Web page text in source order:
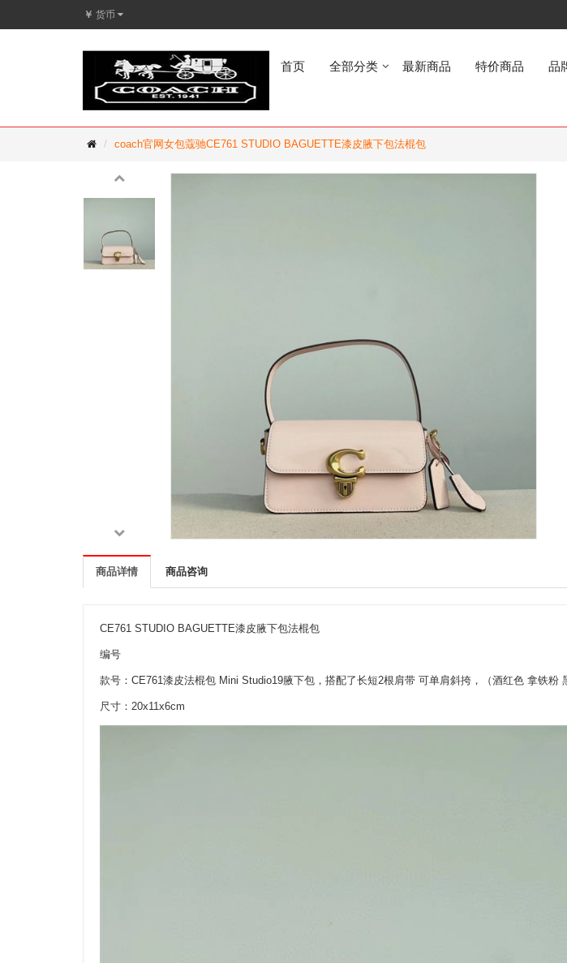
￥ 货币
首页 全部分类 最新商品 特价商品 品
coach官网女包蔻驰CE761 STUDIO BAGUETTE漆皮腋下包法棍包
商品详情 商品咨询
CE761 STUDIO BAGUETTE漆皮腋下包法棍包
编号
款号：CE761漆皮法棍包 Mini Studio19腋下包，搭配了长短2根肩带 可单肩斜挎，（酒红色 拿铁
尺寸：20x11x6cm